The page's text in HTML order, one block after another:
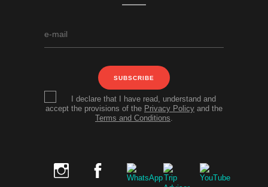
SUBSCRIBE
I declare that I have read, understand and
accept the provisions of the Privacy Policy and the
Terms and Conditions.